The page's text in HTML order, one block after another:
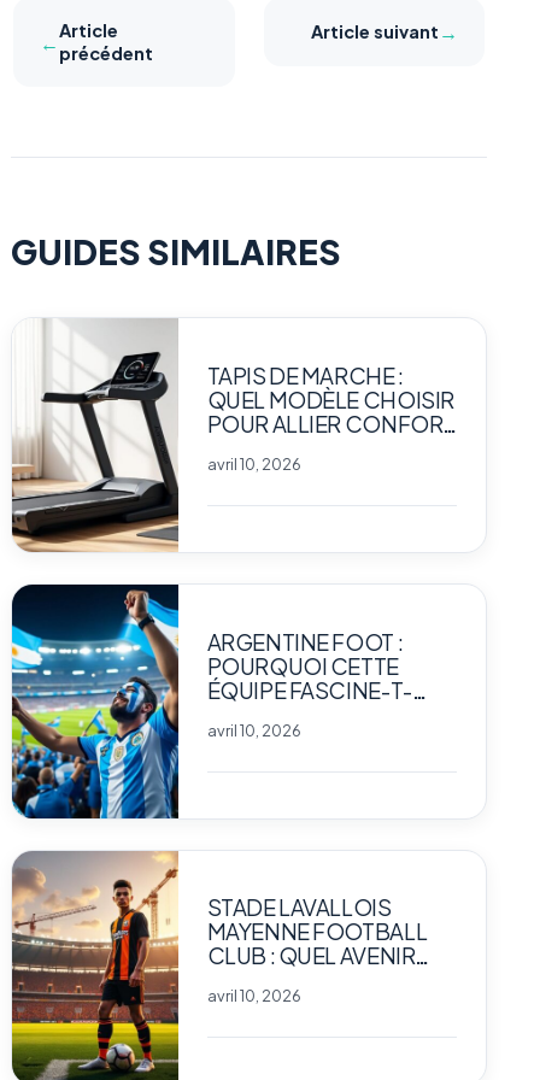
←Article
précédent
Article suivant →
GUIDES SIMILAIRES
TAPIS DE MARCHE :
QUEL MODÈLE CHOISIR
POUR ALLIER CONFORT
CHEZ SOI ?
avril 10, 2026
ARGENTINE FOOT :
POURQUOI CETTE
ÉQUIPE FASCINE-T-
PASSIONNÉS DE SPORT
avril 10, 2026
STADE LAVALLOIS
MAYENNE FOOTBALL
CLUB : QUEL AVENIR
EMBLÉMATIQUE ?
avril 10, 2026